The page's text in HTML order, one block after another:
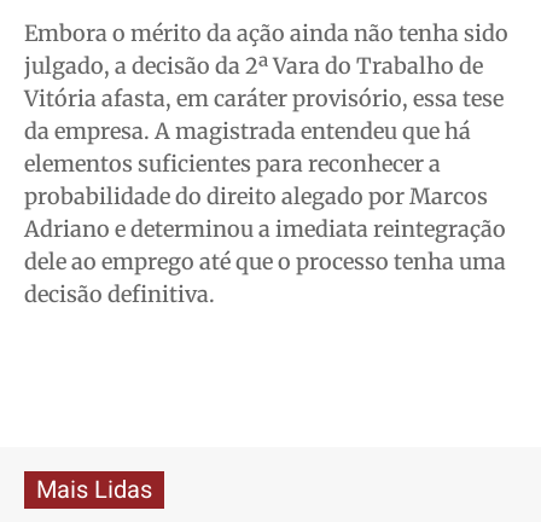
Embora o mérito da ação ainda não tenha sido
julgado, a decisão da 2ª Vara do Trabalho de
Vitória afasta, em caráter provisório, essa tese
da empresa. A magistrada entendeu que há
elementos suficientes para reconhecer a
probabilidade do direito alegado por Marcos
Adriano e determinou a imediata reintegração
dele ao emprego até que o processo tenha uma
decisão definitiva.
Mais Lidas